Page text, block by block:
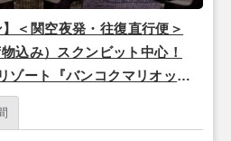
】＜関空夜発・往復直行便＞
込み）スクンビット中心！
ゾート『バンコクマリオット
ク』バンコク3泊5日